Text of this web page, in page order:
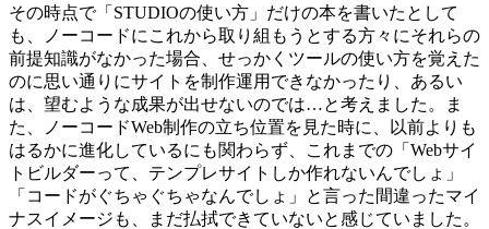
その時点で「STUDIOの使い方」だけの本を書いたとして
も、ノーコードにこれから取り組もうとする方々にそれらの
前提知識がなかった場合、せっかくツールの使い方を覚えた
のに思い通りにサイトを制作運用できなかったり、あるい
は、望むような成果が出せないのでは…と考えました。ま
た、ノーコードWeb制作の立ち位置を見た時に、以前よりも
はるかに進化しているにも関わらず、これまでの「Webサイ
トビルダーって、テンプレサイトしか作れないんでしょ」
「コードがぐちゃぐちゃなんでしょ」と言った間違ったマイ
ナスイメージも、まだ払拭できていないと感じていました。